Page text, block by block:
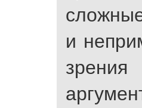
и